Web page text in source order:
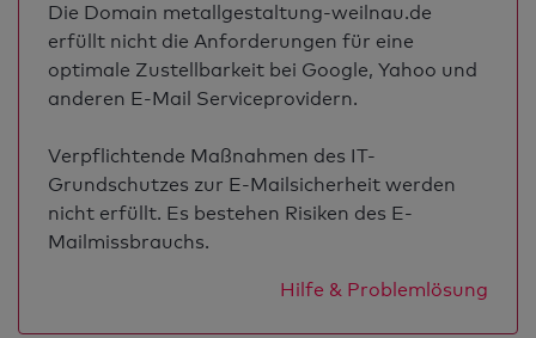
Die Domain metallgestaltung-weilnau.de
erfüllt nicht die Anforderungen für eine
optimale Zustellbarkeit bei Google, Yahoo und
anderen E-Mail Serviceprovidern.
Verpflichtende Maßnahmen des IT-
Grundschutzes zur E-Mailsicherheit werden
nicht erfüllt. Es bestehen Risiken des E-
Mailmissbrauchs.
Hilfe & Problemlösung